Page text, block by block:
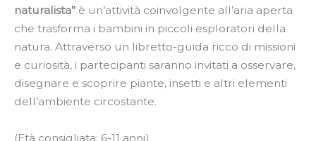
naturalista” è un’attività coinvolgente all’aria aperta
che trasforma i bambini in piccoli esploratori della
natura. Attraverso un libretto-guida ricco di missioni
e curiosità, i partecipanti saranno invitati a osservare,
disegnare e scoprire piante, insetti e altri elementi
dell’ambiente circostante.
(Età consigliata: 6-11 anni)